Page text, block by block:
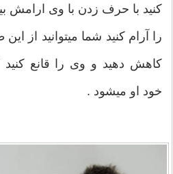
کنید با حرف زدن با وی ارامش
را آرام کنید شما میتوانید از
کاهش دهید و وی را قانع کنید
خود او ميشود .